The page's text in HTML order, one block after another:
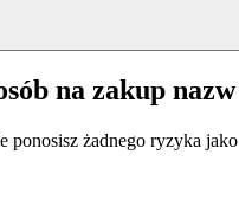
na zakup
ponosisz żadnego ryzyka